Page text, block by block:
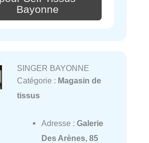
Bayonne
SINGER BAYONNE
Catégorie : Magasin de
tissus
Adresse : Galerie
Des Arènes, 85